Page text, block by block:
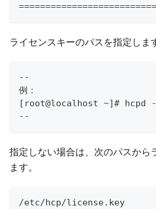
ライセンスキーのパスを指定しま
--
例：
[root@localhost ~]#
--
指定しない場合は、次のパスから
ます。
/etc/hcp/license.key